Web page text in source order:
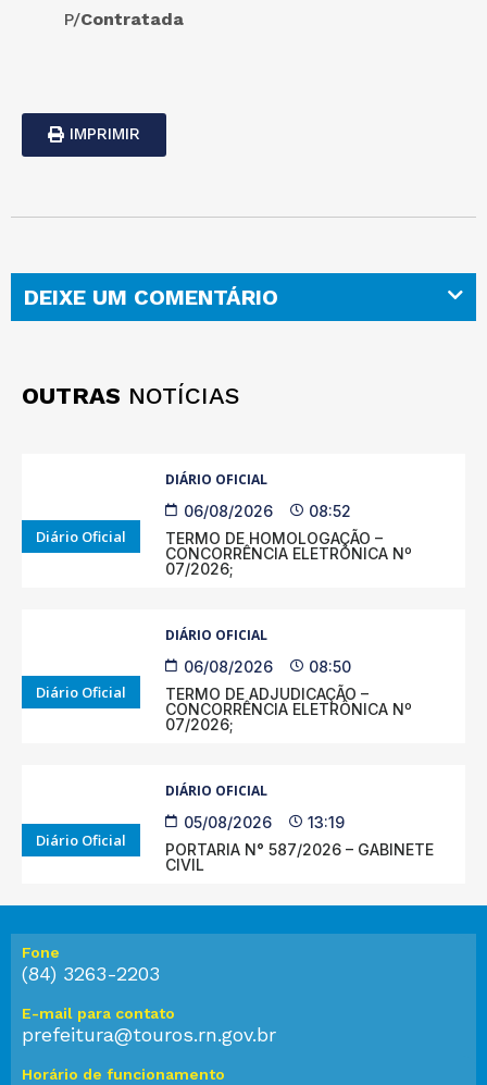
P/Contratada
IMPRIMIR
DEIXE UM COMENTÁRIO
OUTRAS NOTÍCIAS
Diário Oficial
DIÁRIO OFICIAL
06/08/2026
08:52
TERMO DE HOMOLOGAÇÃO –
CONCORRÊNCIA ELETRÔNICA Nº
07/2026;
Diário Oficial
DIÁRIO OFICIAL
06/08/2026
08:50
TERMO DE ADJUDICAÇÃO –
CONCORRÊNCIA ELETRÔNICA Nº
07/2026;
Diário Oficial
DIÁRIO OFICIAL
05/08/2026
13:19
PORTARIA N° 587/2026 – GABINETE
CIVIL
Fone
(84) 3263-2203
E-mail para contato
prefeitura@touros.rn.gov.br
Horário de funcionamento